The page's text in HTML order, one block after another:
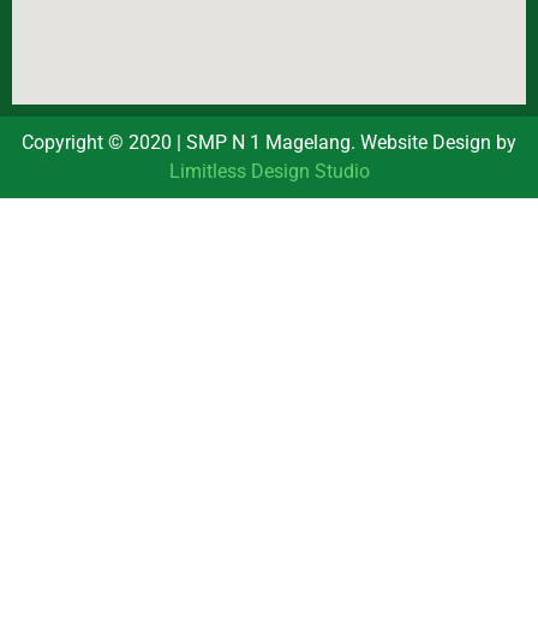
Copyright © 2020 | SMP N 1 Magelang. Website Design by
Limitless Design Studio